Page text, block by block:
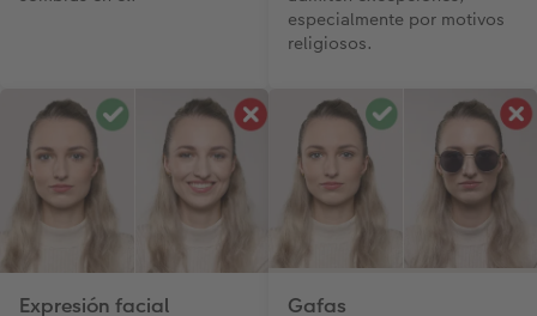
especialmente por motivos
religiosos.
Expresión facial Gafas